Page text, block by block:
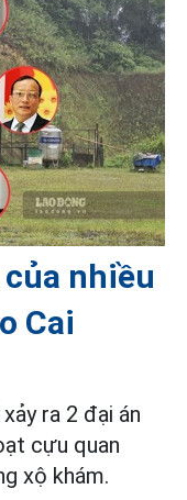
nhiều
Cai
ra 2 đại án
cựu quan
xộ khám.